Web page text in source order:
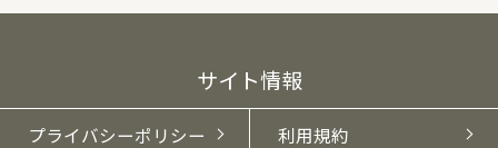
サイト情報
プライバシーポリシー 利用規約